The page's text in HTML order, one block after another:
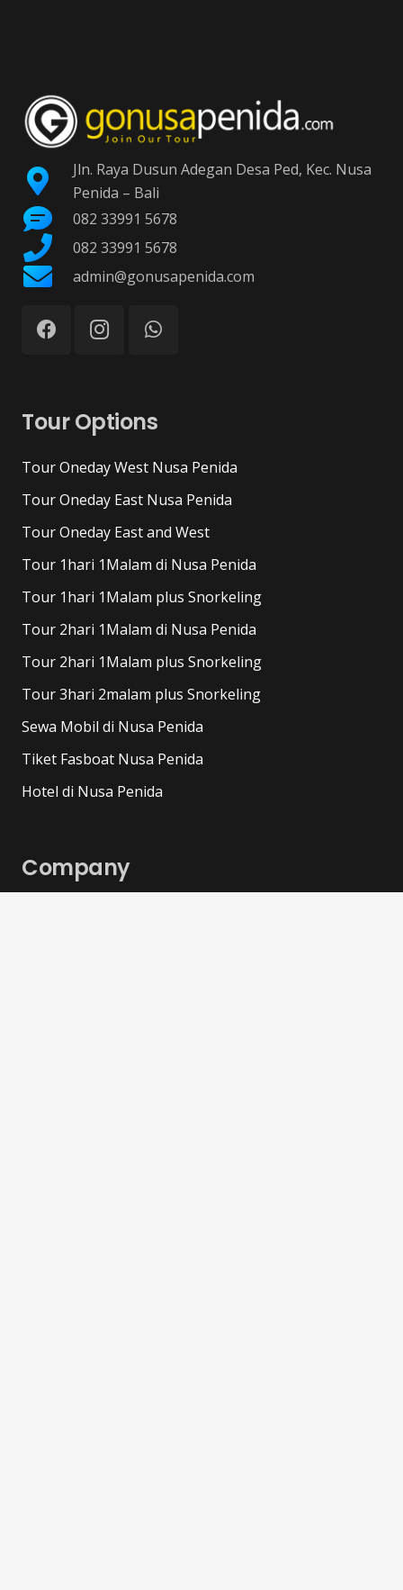
Jln. Raya Dusun Adegan Desa Ped, Kec. Nusa
Penida – Bali
082 33991 5678
082 33991 5678
admin@gonusapenida.com
Tour Options
Tour Oneday West Nusa Penida
Tour Oneday East Nusa Penida
Tour Oneday East and West
Tour 1hari 1Malam di Nusa Penida
Tour 1hari 1Malam plus Snorkeling
Tour 2hari 1Malam di Nusa Penida
Tour 2hari 1Malam plus Snorkeling
Tour 3hari 2malam plus Snorkeling
Sewa Mobil di Nusa Penida
Tiket Fasboat Nusa Penida
Hotel di Nusa Penida
Company